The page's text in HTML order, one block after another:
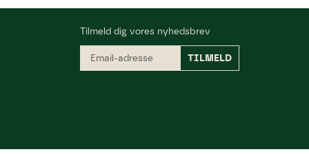
Tilmeld dig vores nyhedsbrev
adresse
TILMELD